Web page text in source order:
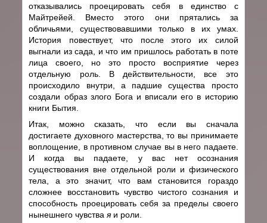
отказывались проецировать себя в единство с
Майтрейей. Вместо этого они прятались за
обличьями, существовавшими только в их умах.
История повествует, что после этого их силой
выгнали из сада, и что им пришлось работать в поте
лица своего, но это просто восприятие через
отдельную роль. В действительности, все это
происходило внутри, а падшие существа просто
создали образ злого Бога и вписали его в историю
книги Бытия.
Итак, можно сказать, что если вы сначала
достигаете духовного мастерства, то вы принимаете
воплощение, в противном случае вы в него падаете.
И когда вы падаете, у вас нет осознания
существования вне отдельной роли и физического
тела, а это значит, что вам становится гораздо
сложнее восстановить чувство чистого сознания и
способность проецировать себя за пределы своего
нынешнего чувстваяи роли.